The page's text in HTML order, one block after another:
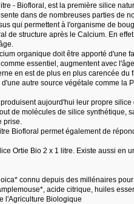
- Biofloral, est la première silice
dans de nombreuses parties de
qui permettent à l'organisme de
de structure après le Calcium. En
organique doit être apporté
essentiel, augmentent avec
en est de plus en plus carencée
autre source végétale comme la
aujourd'hui leur propre
de molécules de silice synthétique,
prise.
Biofloral permet également de
Ortie Bio 2 x 1 litre. Existe aussi en
connu depuis des millénaires
acide citrique, huiles
l'Agriculture Biologique